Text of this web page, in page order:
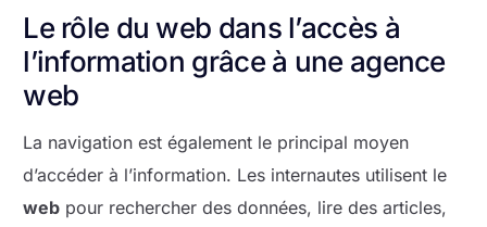
Le rôle du web dans l’accès à
l’information grâce à une agence
web
La navigation est également le principal moyen
d’accéder à l’information. Les internautes utilisent le
web pour rechercher des données, lire des articles,